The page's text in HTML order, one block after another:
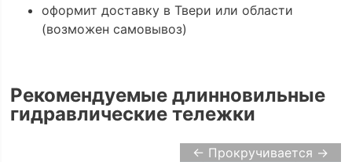
оформит доставку в Твери или области
(возможен самовывоз)
Рекомендуемые длинновильные
гидравлические тележки
← Прокручивается →